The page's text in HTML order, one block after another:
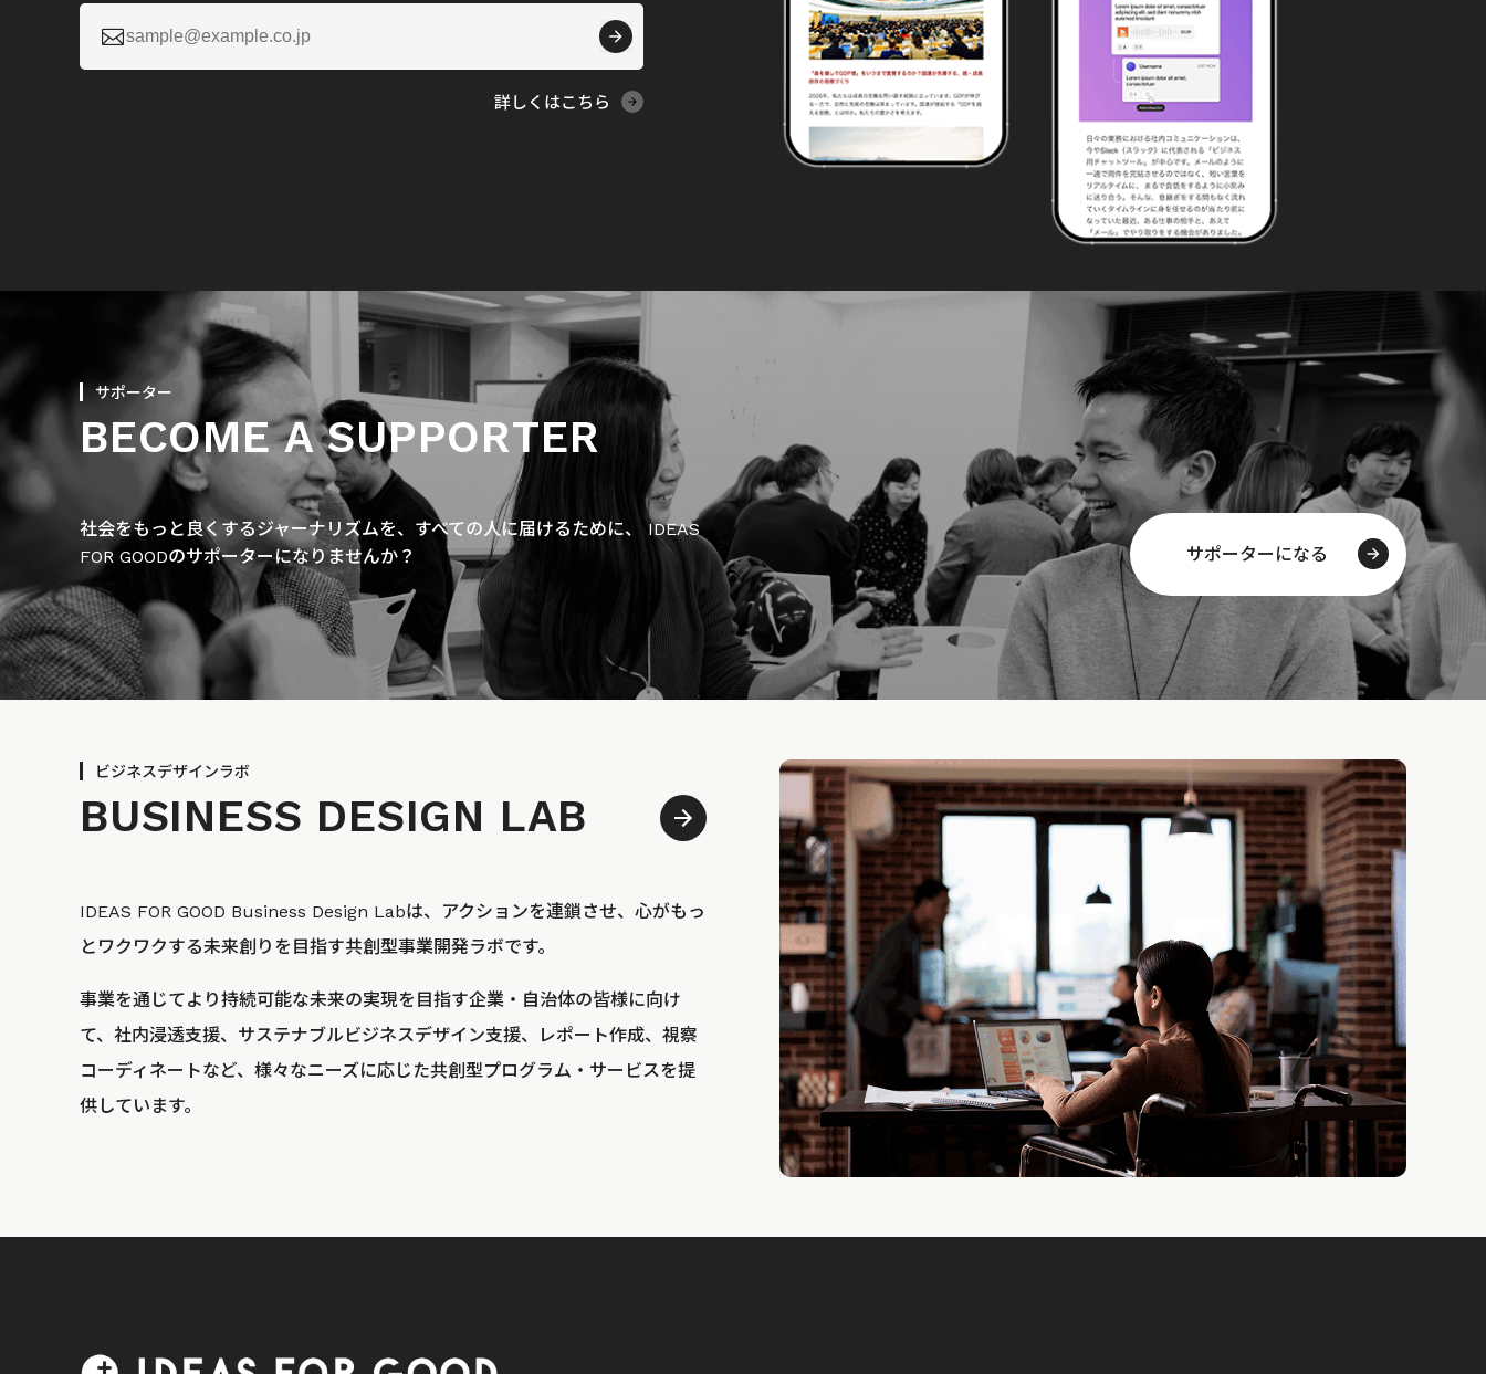

詳しくはこちら
サポーター
BECOME A SUPPORTER
社会をもっと良くするジャーナリズムを、すべての人に届けるために、 IDEAS
FOR GOODのサポーターになりませんか？
サポーターになる
ビジネスデザインラボ
BUSINESS DESIGN LAB
IDEAS FOR GOOD Business Design Labは、アクションを連鎖させ、心がもっ
とワクワクする未来創りを目指す共創型事業開発ラボです。
事業を通じてより持続可能な未来の実現を目指す企業・自治体の皆様に向け
て、社内浸透支援、サステナブルビジネスデザイン支援、レポート作成、視察
コーディネートなど、様々なニーズに応じた共創型プログラム・サービスを提
供しています。